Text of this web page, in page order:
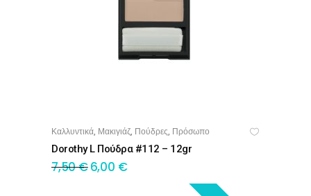
ΠΡΟΣΘΉΚΗ ΣΤΟ ΚΑΛΆΘΙ
Καλλυντικά, Μακιγιάζ, Πούδρες, Πρόσωπο
Dorothy L Πούδρα #112 – 12gr
7,50€6,00 €